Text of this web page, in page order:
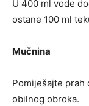
U 400 ml vode
ostane 100 ml
Mučnina
Pomiješajte prah
obilnog obroka.